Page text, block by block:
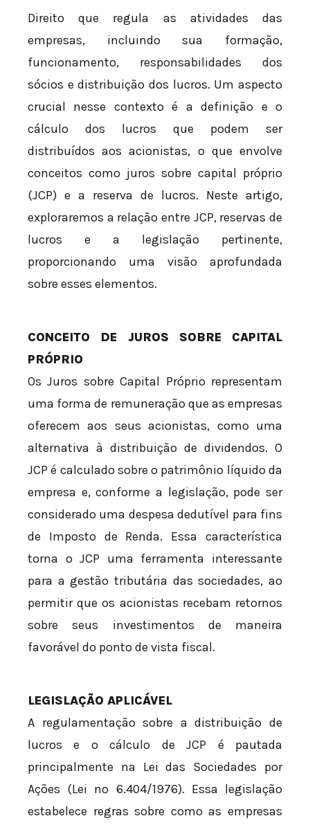
Direito que regula as atividades das
empresas, incluindo sua formação,
funcionamento, responsabilidades dos
sócios e distribuição dos lucros. Um aspecto
crucial nesse contexto é a definição e o
cálculo dos lucros que podem ser
distribuídos aos acionistas, o que envolve
conceitos como juros sobre capital próprio
(JCP) e a reserva de lucros. Neste artigo,
exploraremos a relação entre JCP, reservas de
lucros e a legislação pertinente,
proporcionando uma visão aprofundada
sobre esses elementos.
CONCEITO DE JUROS SOBRE CAPITAL
PRÓPRIO
Os Juros sobre Capital Próprio representam
uma forma de remuneração que as empresas
oferecem aos seus acionistas, como uma
alternativa à distribuição de dividendos. O
JCP é calculado sobre o patrimônio líquido da
empresa e, conforme a legislação, pode ser
considerado uma despesa dedutível para fins
de Imposto de Renda. Essa característica
torna o JCP uma ferramenta interessante
para a gestão tributária das sociedades, ao
permitir que os acionistas recebam retornos
sobre seus investimentos de maneira
favorável do ponto de vista fiscal.
LEGISLAÇÃO APLICÁVEL
A regulamentação sobre a distribuição de
lucros e o cálculo de JCP é pautada
principalmente na Lei das Sociedades por
Ações (Lei nº 6.404/1976). Essa legislação
estabelece regras sobre como as empresas